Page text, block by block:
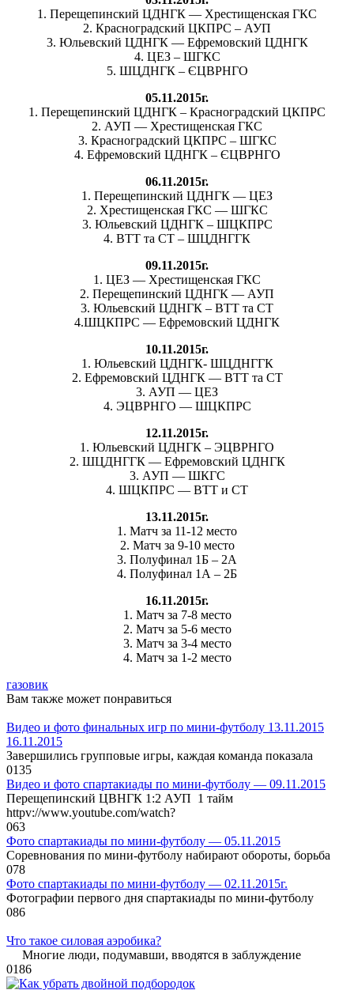
1. Перещепинский ЦДНГК — Хрестищенская ГКС
2. Красноградский ЦКПРС – АУП
3. Юльевский ЦДНГК — Ефремовский ЦДНГК
4. ЦЕЗ – ШГКС
5. ШЦДНГК – ЄЦВРНГО
05.11.2015г.
1. Перещепинский ЦДНГК – Красноградский ЦКПРС
2. АУП — Хрестищенская ГКС
3. Красноградский ЦКПРС – ШГКС
4. Ефремовский ЦДНГК – ЄЦВРНГО
06.11.2015г.
1. Перещепинский ЦДНГК — ЦЕЗ
2. Хрестищенская ГКС — ШГКС
3. Юльевский ЦДНГК – ШЦКПРС
4. ВТТ та СТ – ШЦДНГГК
09.11.2015г.
1. ЦЕЗ — Хрестищенская ГКС
2. Перещепинский ЦДНГК — АУП
3. Юльевский ЦДНГК – ВТТ та СТ
4.ШЦКПРС — Ефремовский ЦДНГК
10.11.2015г.
1. Юльевский ЦДНГК- ШЦДНГГК
2. Ефремовский ЦДНГК — ВТТ та СТ
3. АУП — ЦЕЗ
4. ЭЦВРНГО — ШЦКПРС
12.11.2015г.
1. Юльевский ЦДНГК – ЭЦВРНГО
2. ШЦДНГГК — Ефремовский ЦДНГК
3. АУП — ШКГС
4. ШЦКПРС — ВТТ и СТ
13.11.2015г.
1. Матч за 11-12 место
2. Матч за 9-10 место
3. Полуфинал 1Б – 2А
4. Полуфинал 1А – 2Б
16.11.2015г.
1. Матч за 7-8 место
2. Матч за 5-6 место
3. Матч за 3-4 место
4. Матч за 1-2 место
газовик
Вам также может понравиться
Видео и фото финальных игр по мини-футболу 13.11.2015
16.11.2015
Завершились групповые игры, каждая команда показала
0135
Видео и фото спартакиады по мини-футболу — 09.11.2015
Перещепинский ЦВНГК 1:2 АУП 1 тайм
httpv://www.youtube.com/watch?
063
Фото спартакиады по мини-футболу — 05.11.2015
Соревнования по мини-футболу набирают обороты, борьба
078
Фото спартакиады по мини-футболу — 02.11.2015г.
Фотографии первого дня спартакиады по мини-футболу
086
Что такое силовая аэробика?
Многие люди, подумавши, вводятся в заблуждение
0186